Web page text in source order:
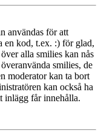
användas för att
en kod, t.ex. :) för glad,
alla smilies kan nås
smilies, de
moderator kan ta bort
kan också ha
inlägg får innehålla.